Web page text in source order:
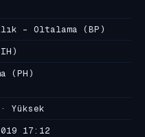
- Oltalama (BP)
(PH)
Yüksek
17:12